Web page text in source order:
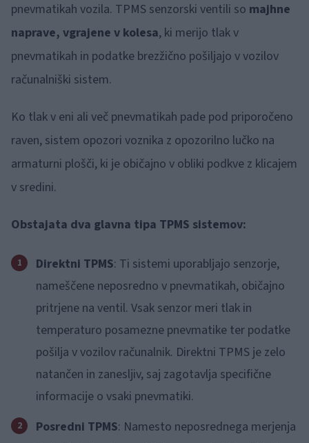
pnevmatikah vozila. TPMS senzorski ventili so majhne
naprave, vgrajene v kolesa, ki merijo tlak v
pnevmatikah in podatke brezžično pošiljajo v vozilov
računalniški sistem.
Ko tlak v eni ali več pnevmatikah pade pod priporočeno
raven, sistem opozori voznika z opozorilno lučko na
armaturni plošči, ki je običajno v obliki podkve z klicajem
v sredini.
Obstajata dva glavna tipa TPMS sistemov:
Direktni TPMS: Ti sistemi uporabljajo senzorje,
nameščene neposredno v pnevmatikah, običajno
pritrjene na ventil. Vsak senzor meri tlak in
temperaturo posamezne pnevmatike ter podatke
pošilja v vozilov računalnik. Direktni TPMS je zelo
natančen in zanesljiv, saj zagotavlja specifične
informacije o vsaki pnevmatiki.
Posredni TPMS: Namesto neposrednega merjenja